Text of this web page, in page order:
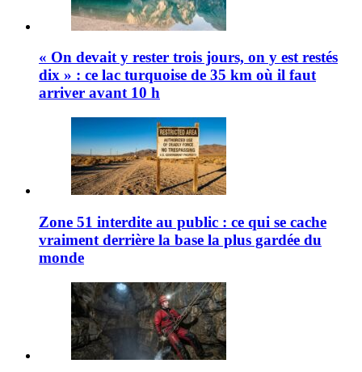
« On devait y rester trois jours, on y est restés
dix » : ce lac turquoise de 35 km où il faut
arriver avant 10 h
Zone 51 interdite au public : ce qui se cache
vraiment derrière la base la plus gardée du
monde